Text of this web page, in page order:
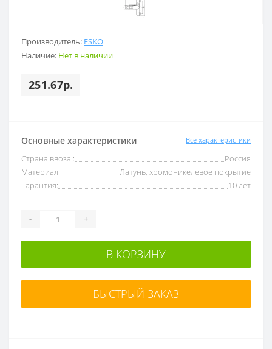
Производитель: ESKO
Наличие: Нет в наличии
251.67р.
Основные характеристики Все характеристики
Страна ввоза :
Россия
Материал:
Латунь, хромоникелевое покрытие
Гарантия:
10 лет
- +
В КОРЗИНУ
БЫСТРЫЙ ЗАКАЗ